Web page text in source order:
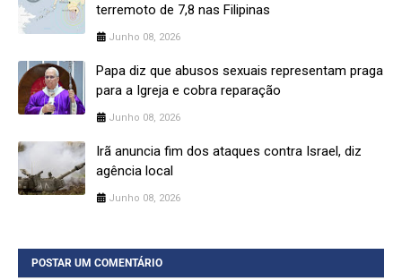
terremoto de 7,8 nas Filipinas
Junho 08, 2026
Papa diz que abusos sexuais representam praga
para a Igreja e cobra reparação
Junho 08, 2026
Irã anuncia fim dos ataques contra Israel, diz
agência local
Junho 08, 2026
POSTAR UM COMENTÁRIO